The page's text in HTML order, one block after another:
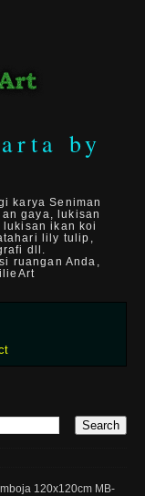
by
karya Seniman
gaya, lukisan
ikan koi
lily tulip,
dll.
ruangan Anda,
120x120cm MB-